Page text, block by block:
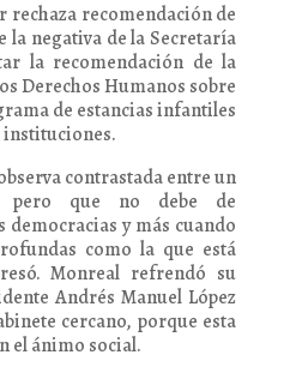
rechaza recomendación de
la negativa de la Secretaría
la recomendación de la
Derechos Humanos sobre
de estancias infantiles
instituciones.
contrastada entre un
pero que no debe de
democracias y más cuando
como la que está
Monreal refrendó su
Andrés Manuel López
cercano, porque esta
el ánimo social.